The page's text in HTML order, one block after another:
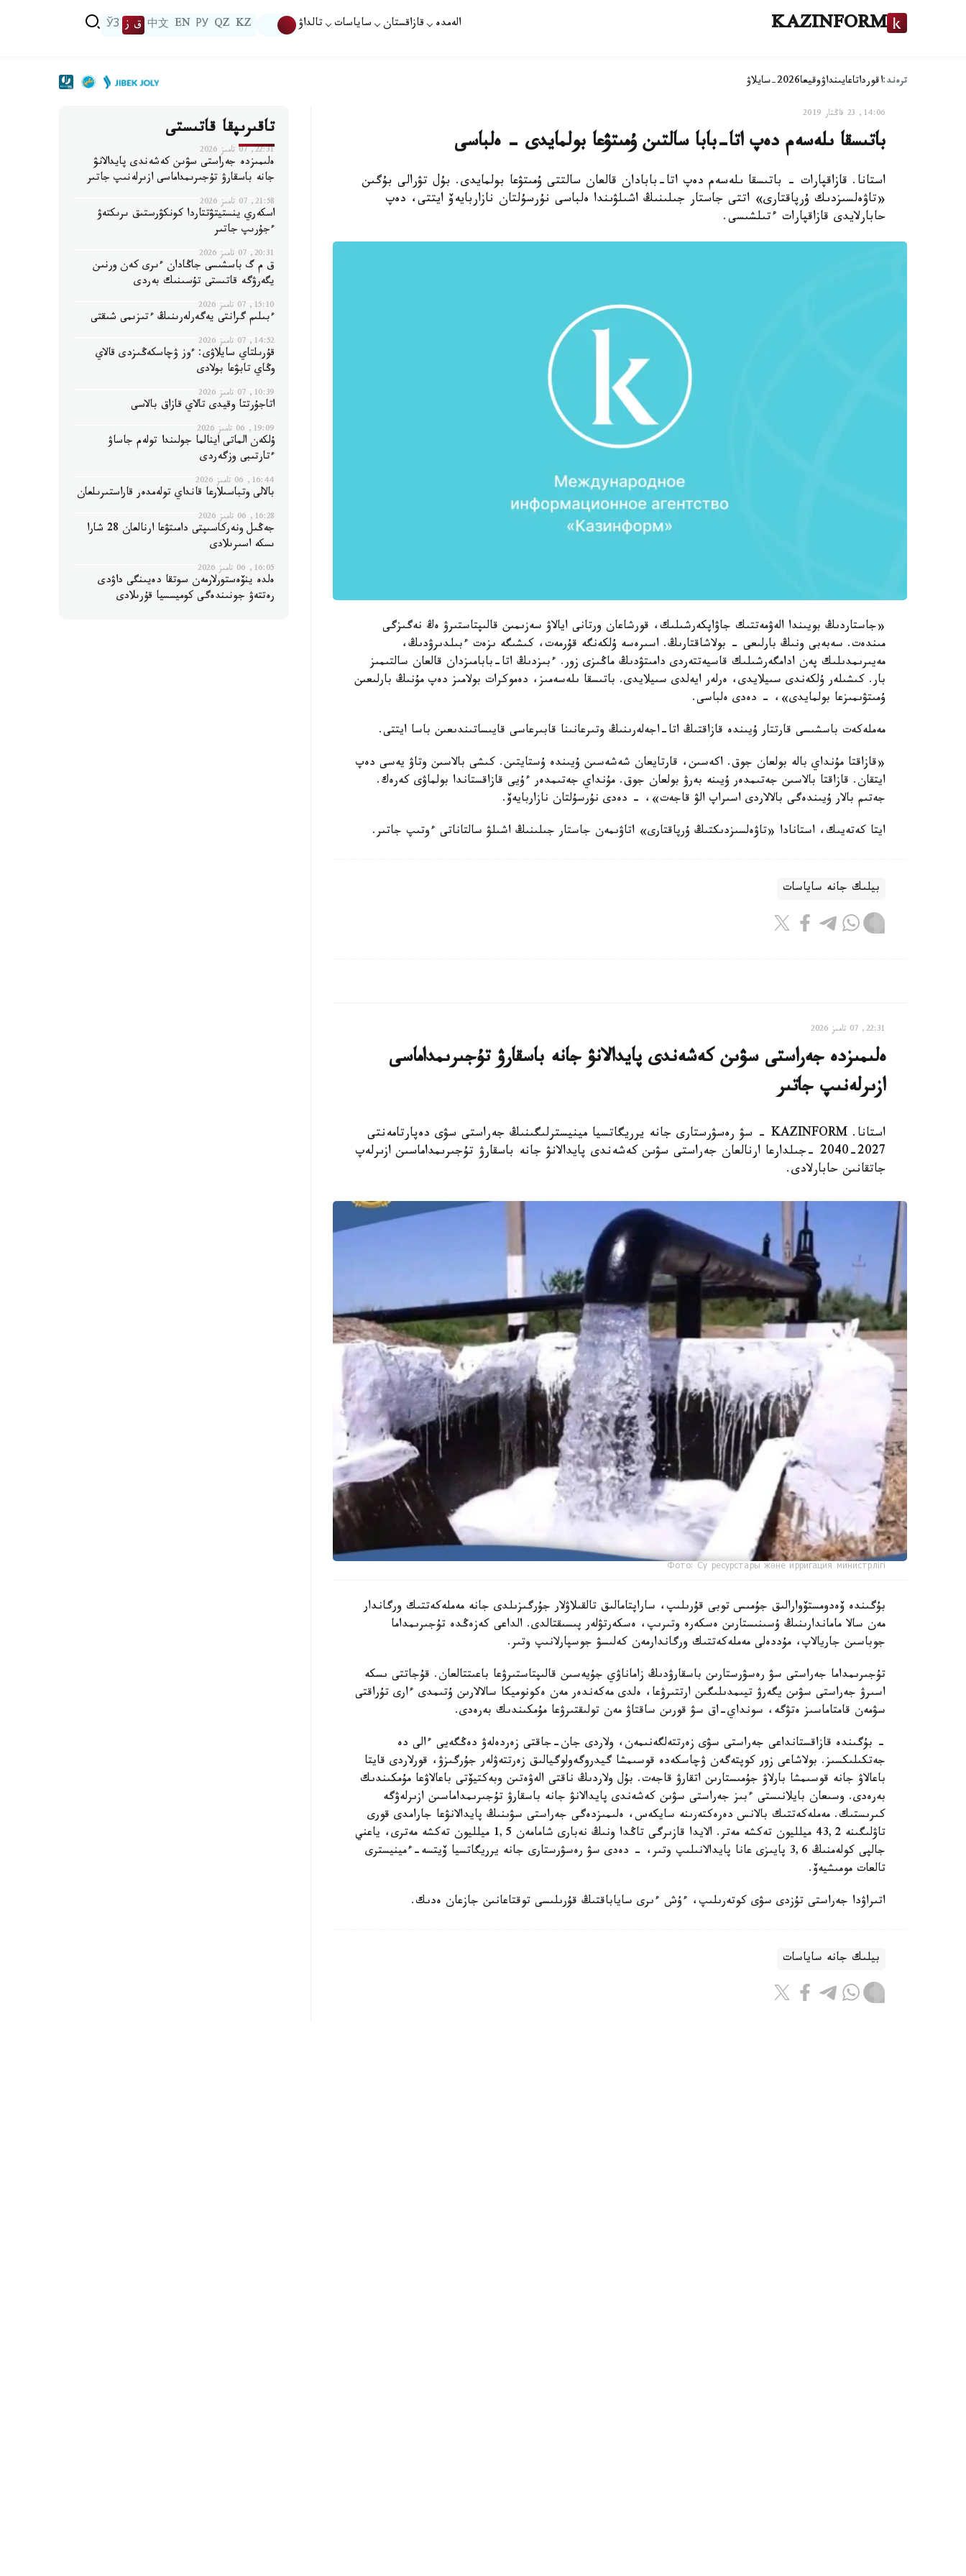
KAZINFORM الەمدە قازاقستان ساياسات تالداۋ KZ
QZ
РУ
EN
中文 ق ز ЎЗ
ترەند:اقورداتاعايىنداۋوقيعا2026-سايلاۋ
14:06, 23 قاڭتار 2019
باتىسقا ىلەسەم دەپ اتا-بابا سالتىن ۇمىتۋعا بولمايدى - ەلباسى
استانا. قازاقپارات - باتىسقا ىلەسەم دەپ اتا-بابادان قالعان سالتتى ۇمىتۋعا بولمايدى. بۇل تۋرالى بۇگىن
«تاۋەلسىزدىك ۇرپاقتارى» اتتى جاستار جىلىنىڭ اشىلۋىندا ەلباسى نۇرسۇلتان نازاربايەۆ ايتتى، دەپ
حابارلايدى قازاقپارات ءتىلشىسى.
«جاستاردىڭ بويىندا الەۋمەتتىك جاۋاپكەرشىلىك، قورشاعان ورتانى ايالاۋ سەزىمىن قالىپتاستىرۋ ەڭ نەگىزگى
مىندەت. سەبەبى ونىڭ بارلىعى - بولاشاقتارىڭ. اسىرەسە ۇلكەنگە قۇرمەت، كىشىگە ىزەت ءبىلدىرۋدىڭ،
مەيىرىمدىلىك پەن ادامگەرشىلىك قاسيەتتەردى دامىتۋدىڭ ماڭىزى زور. ءبىزدىڭ اتا-بابامىزدان قالعان سالتىمىز
بار. كىشىلەر ۇلكەندى سىيلايدى، ەرلەر ايەلدى سىيلايدى. باتىسقا ىلەسەمىز، دەموكرات بولامىز دەپ مۇنىڭ بارلىعىن
ۇمىتۋىمىزعا بولمايدى»، - دەدى ەلباسى.
مەملەكەت باسشىسى قارتتار ۇيىندە قازاقتىڭ اتا-اجەلەرىنىڭ وتىرعانىنا قابىرعاسى قايىساتىندىعىن باسا ايتتى.
«قازاقتا مۇنداي بالە بولعان جوق. اكەسىن، قارتايعان شەشەسىن ۇيىندە ۇستايتىن. كىشى بالاسىن وتاۋ يەسى دەپ
ايتقان. قازاقتا بالاسىن جەتىمدەر ۇيىنە بەرۋ بولعان جوق. مۇنداي جەتىمدەر ءۇيى قازاقستاندا بولماۋى كەرەك.
جەتىم بالار ۇيىندەگى بالالاردى اسىراپ الۋ قاجەت»، - دەدى نۇرسۇلتان نازاربايەۆ.
ايتا كەتەيىك، استانادا «تاۋەلسىزدىكتىڭ ۇرپاقتارى» اتاۋىمەن جاستار جىلىنىڭ اشىلۋ سالتاناتى ءوتىپ جاتىر.
بيلىك جانە ساياسات
22:31, 07 تامىز 2026
ەلىمىزدە جەراستى سۋىن كەشەندى پايدالانۋ جانە باسقارۋ تۇجىرىمداماسى
ازىرلەنىپ جاتىر
استانا. KAZINFORM - سۋ رەسۋرستارى جانە يرريگاتسيا مينيسترلىگىنىڭ جەراستى سۋى دەپارتامەنتى
2027-2040 -جىلدارعا ارنالعان جەراستى سۋىن كەشەندى پايدالانۋ جانە باسقارۋ تۇجىرىمداماسىن ازىرلەپ
جاتقانىن حابارلادى.
Фото: Су ресурстары және ирригация министрлігі
بۇگىندە ۆەدومستۆوارالىق جۇمىس توبى قۇرىلىپ، ساراپتامالىق تالقىلاۋلار جۇرگىزىلدى جانە مەملەكەتتىك ورگاندار
مەن سالا ماماندارىنىڭ ۇسىنىستارىن ەسكەرە وتىرىپ، ەسكەرتۋلەر پىسىقتالدى. الداعى كەزەڭدە تۇجىرىمداما
جوباسىن جاريالاپ، مۇددەلى مەملەكەتتىك ورگاندارمەن كەلىسۋ جوسپارلانىپ وتىر.
تۇجىرىمداما جەراستى سۋ رەسۋرستارىن باسقارۋدىڭ زاماناۋي جۇيەسىن قالىپتاستىرۋعا باعىتتالعان. قۇجاتتى ىسكە
اسىرۋ جەراستى سۋىن يگەرۋ تيىمدىلىگىن ارتتىرۋعا، ەلدى مەكەندەر مەن ەكونوميكا سالالارىن ۇتىمدى ءارى تۇراقتى
سۋمەن قامتاماسىز ەتۋگە، سونداي-اق سۋ قورىن ساقتاۋ مەن تولىقتىرۋعا مۇمكىندىك بەرەدى.
- بۇگىندە قازاقستانداعى جەراستى سۋى زەرتتەلگەنىمەن، ولاردى جان-جاقتى زەردەلەۋ دەڭگەيى ءالى دە
جەتكىلىكسىز. بولاشاعى زور كوپتەگەن ۋچاسكەدە قوسىمشا گيدروگەولوگيالىق زەرتتەۋلەر جۇرگىزۋ، قورلاردى قايتا
باعالاۋ جانە قوسىمشا بارلاۋ جۇمىستارىن اتقارۋ قاجەت. بۇل ولاردىڭ ناقتى الەۋەتىن وبەكتيۆتى باعالاۋعا مۇمكىندىك
بەرەدى. وسىعان بايلانىستى ءبىز جەراستى سۋىن كەشەندى پايدالانۋ جانە باسقارۋ تۇجىرىمداماسىن ازىرلەۋگە
كىرىستىك. مەملەكەتتىك بالانس دەرەكتەرىنە سايكەس، ەلىمىزدەگى جەراستى سۋىنىڭ پايدالانۋعا جارامدى قورى
تاۋلىگىنە 43,2 ميلليون تەكشە مەتر. الايدا قازىرگى تاڭدا ونىڭ نەبارى شامامەن 1,5 ميلليون تەكشە مەترى، ياعني
جالپى كولەمنىڭ 3,6 پايىزى عانا پايدالانىلىپ وتىر، - دەدى سۋ رەسۋرستارى جانە يرريگاتسيا ۆيتسە-ءمينيسترى
تالعات مومىشيەۆ.
اتىراۋدا جەراستى تۇزدى سۋى كوتەرىلىپ، ءۇش ءىرى ساياباقتىڭ قۇرىلىسى توقتاعانىن جازعان ەدىك.
بيلىك جانە ساياسات
تاقىرىپقا قاتىستى
22:31, 07 تامىز 2026
ەلىمىزدە جەراستى سۋىن كەشەندى پايدالانۋ
جانە باسقارۋ تۇجىرىمداماسى ازىرلەنىپ جاتىر
21:58, 07 تامىز 2026
اسكەري ينستيتۋتتاردا كونكۋرستىق ىرىكتەۋ
ءجۇرىپ جاتىر
20:31, 07 تامىز 2026
ق م گ باسشىسى جاڭادان ءىرى كەن ورنىن
يگەرۋگە قاتىستى تۇسىنىك بەردى
15:10, 07 تامىز 2026
ءبىلىم گرانتى يەگەرلەرىنىڭ ءتىزىمى شىقتى
14:52, 07 تامىز 2026
قۇرىلتاي سايلاۋى: ءوز ۋچاسكەڭىزدى قالاي
وڭاي تابۋعا بولادى
10:39, 07 تامىز 2026
اتاجۇرتتا وقيدى تالاي قازاق بالاسى
19:09, 06 تامىز 2026
ۇلكەن الماتى اينالما جولىندا تولەم جاساۋ
ءتارتىبى وزگەردى
16:44, 06 تامىز 2026
بالالى وتباسىلارعا قانداي تولەمدەر قاراستىرىلعان
16:28, 06 تامىز 2026
جەڭىل ونەركاسىپتى دامىتۋعا ارنالعان 28 شارا
ىسكە اسىرىلادى
16:05, 06 تامىز 2026
ەلدە ينۆەستورلارمەن سوتقا دەيىنگى داۋدى
رەتتەۋ جونىندەگى كوميسسيا قۇرىلادى